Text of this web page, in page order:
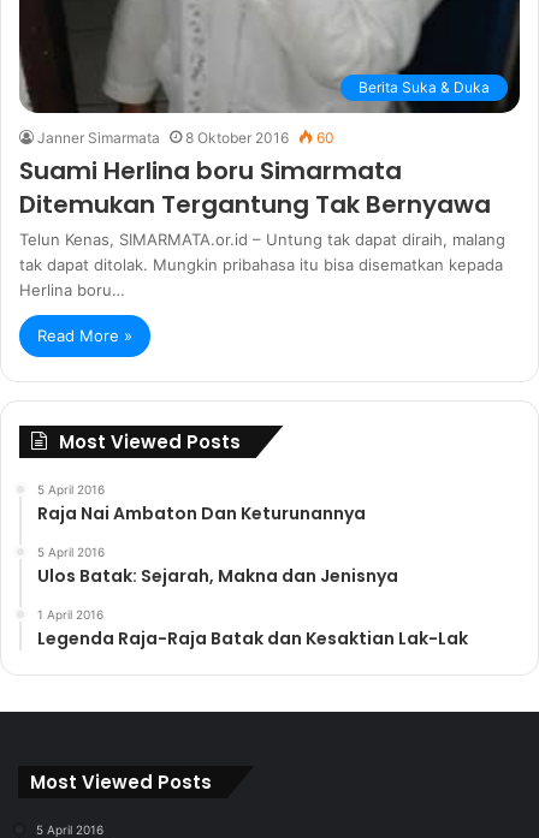
Berita Suka & Duka
Janner Simarmata 8 Oktober 2016 60
Suami Herlina boru Simarmata
Ditemukan Tergantung Tak Bernyawa
Telun Kenas, SIMARMATA.or.id – Untung tak dapat diraih, malang
tak dapat ditolak. Mungkin pribahasa itu bisa disematkan kepada
Herlina boru…
Read More »
Most Viewed Posts
5 April 2016
Raja Nai Ambaton Dan Keturunannya
5 April 2016
Ulos Batak: Sejarah, Makna dan Jenisnya
1 April 2016
Legenda Raja-Raja Batak dan Kesaktian Lak-Lak
Most Viewed Posts
5 April 2016